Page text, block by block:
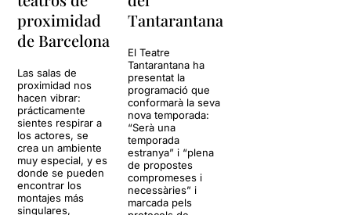
proximidad
de Barcelona
Las salas de
proximidad nos
hacen vibrar:
prácticamente
sientes respirar a
los actores, se
crea un ambiente
muy especial, y es
donde se pueden
encontrar los
montajes más
singulares,
Tantarantana
El Teatre
Tantarantana ha
presentat la
programació que
conformarà la seva
nova temporada:
“Serà una
temporada
estranya” i “plena
de propostes
compromeses i
necessàries” i
marcada pels